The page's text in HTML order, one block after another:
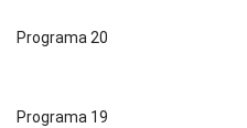
Programa 20
Programa 19